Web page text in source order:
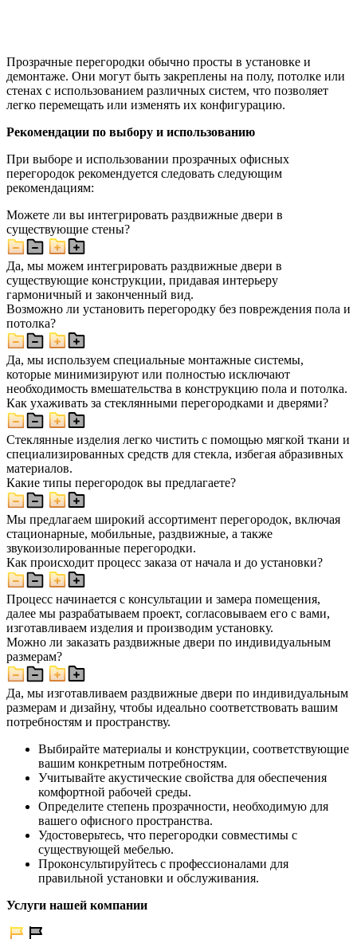
Прозрачные перегородки обычно просты в установке и
демонтаже. Они могут быть закреплены на полу, потолке или
стенах с использованием различных систем, что позволяет
легко перемещать или изменять их конфигурацию.
Рекомендации по выбору и использованию
При выборе и использовании прозрачных офисных
перегородок рекомендуется следовать следующим
рекомендациям:
Можете ли вы интегрировать раздвижные двери в
существующие стены?
Да, мы можем интегрировать раздвижные двери в
существующие конструкции, придавая интерьеру
гармоничный и законченный вид.
Возможно ли установить перегородку без повреждения пола и
потолка?
Да, мы используем специальные монтажные системы,
которые минимизируют или полностью исключают
необходимость вмешательства в конструкцию пола и потолка.
Как ухаживать за стеклянными перегородками и дверями?
Стеклянные изделия легко чистить с помощью мягкой ткани и
специализированных средств для стекла, избегая абразивных
материалов.
Какие типы перегородок вы предлагаете?
Мы предлагаем широкий ассортимент перегородок, включая
стационарные, мобильные, раздвижные, а также
звукоизолированные перегородки.
Как происходит процесс заказа от начала и до установки?
Процесс начинается с консультации и замера помещения,
далее мы разрабатываем проект, согласовываем его с вами,
изготавливаем изделия и производим установку.
Можно ли заказать раздвижные двери по индивидуальным
размерам?
Да, мы изготавливаем раздвижные двери по индивидуальным
размерам и дизайну, чтобы идеально соответствовать вашим
потребностям и пространству.
Выбирайте материалы и конструкции, соответствующие
вашим конкретным потребностям.
Учитывайте акустические свойства для обеспечения
комфортной рабочей среды.
Определите степень прозрачности, необходимую для
вашего офисного пространства.
Удостоверьтесь, что перегородки совместимы с
существующей мебелью.
Проконсультируйтесь с профессионалами для
правильной установки и обслуживания.
Услуги нашей компании